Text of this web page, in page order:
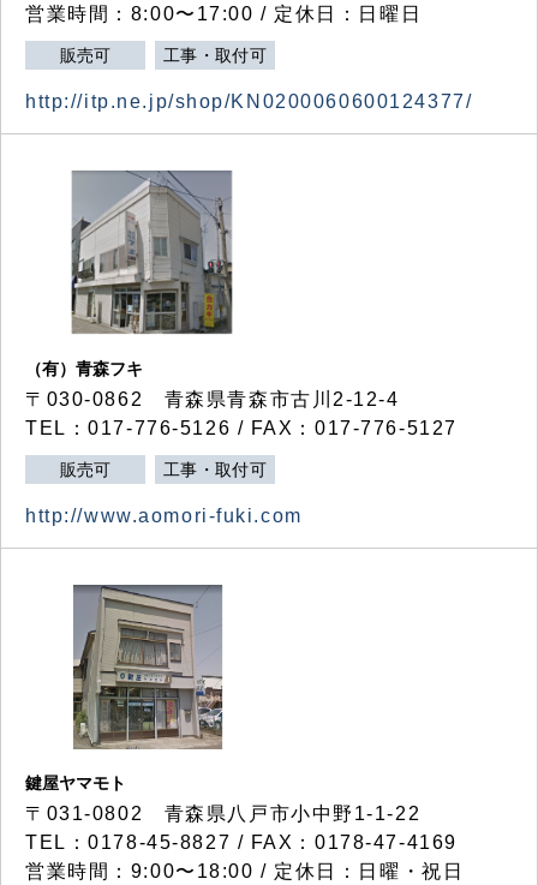
営業時間：8:00〜17:00 / 定休日：日曜日
販売可 工事・取付可
http://itp.ne.jp/shop/KN0200060600124377/
（有）青森フキ
〒030-0862 青森県青森市古川2-12-4
TEL：017-776-5126 / FAX：017-776-5127
販売可 工事・取付可
http://www.aomori-fuki.com
鍵屋ヤマモト
〒031-0802 青森県八戸市小中野1-1-22
TEL：0178-45-8827 / FAX：0178-47-4169
営業時間：9:00〜18:00 / 定休日：日曜・祝日